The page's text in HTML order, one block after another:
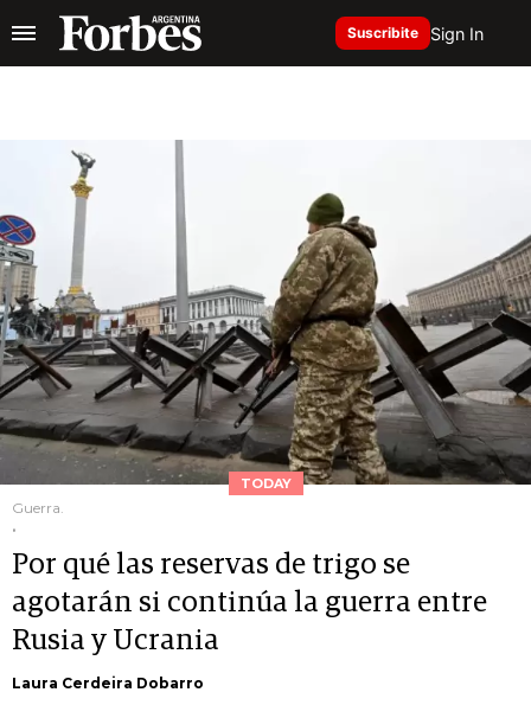
Suscribite Sign In
TODAY
Guerra.
.
Por qué las reservas de trigo se
agotarán si continúa la guerra entre
Rusia y Ucrania
Laura Cerdeira Dobarro